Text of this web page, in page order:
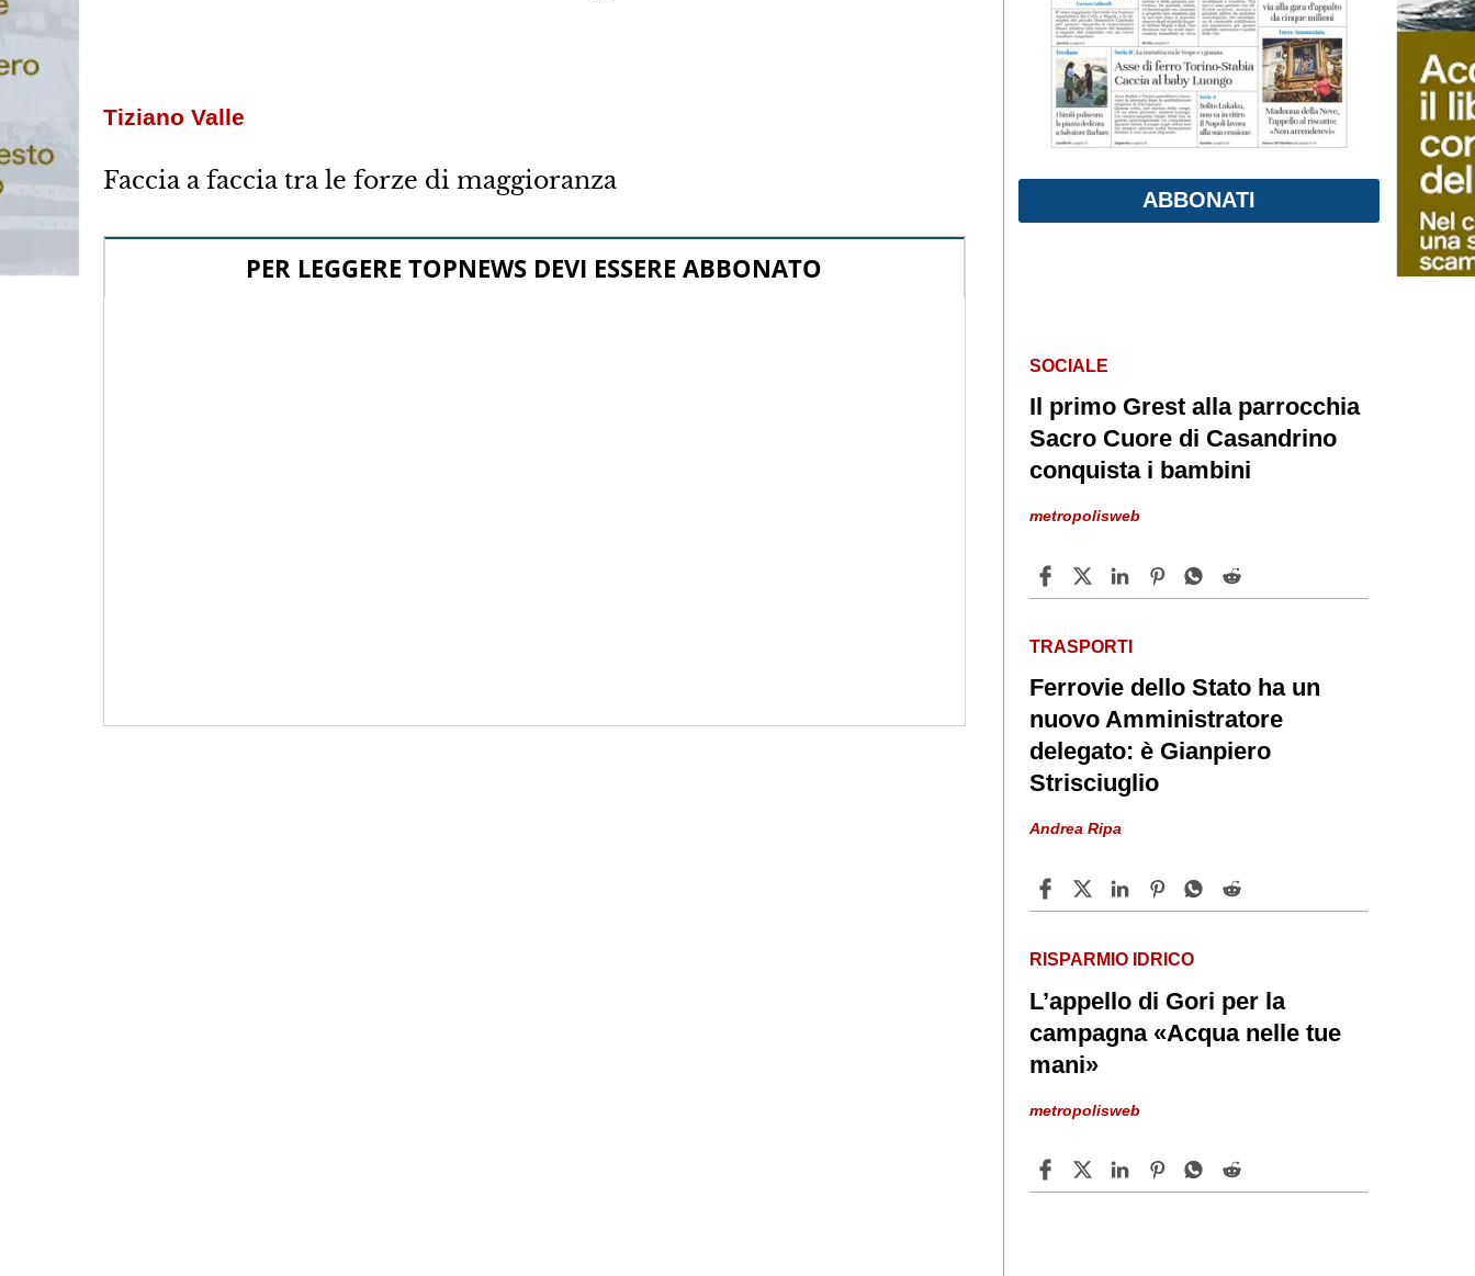
Tiziano Valle
Faccia a faccia tra le forze di maggioranza
PER LEGGERE TOPNEWS DEVI ESSERE ABBONATO
ABBONATI
SOCIALE
Il primo Grest alla parrocchia
Sacro Cuore di Casandrino
conquista i bambini
metropolisweb
TRASPORTI
Ferrovie dello Stato ha un
nuovo Amministratore
delegato: è Gianpiero
Strisciuglio
Andrea Ripa
RISPARMIO IDRICO
L’appello di Gori per la
campagna «Acqua nelle tue
mani»
metropolisweb